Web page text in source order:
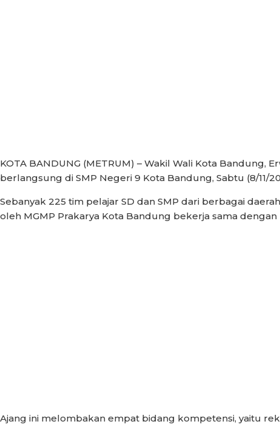
KOTA BANDUNG (METRUM) – Wakil Wali Kota
berlangsung di SMP Negeri 9 Kota Bandung, Sabtu (8/11/
Sebanyak 225 tim pelajar SD dan SMP dari berbagai
oleh MGMP Prakarya Kota Bandung bekerja sama
Ajang ini melombakan empat bidang kompetensi, yaitu